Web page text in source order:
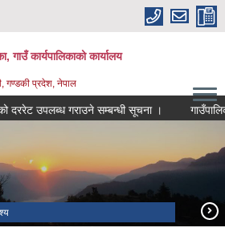
गाउँ कार्यपालिकाको कार्यालय
गण्डकी प्रदेश, नेपाल
उपलब्ध गराउने सम्बन्धी सूचना ।